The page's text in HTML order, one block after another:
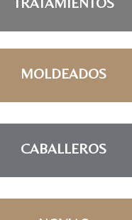
MOLDEADOS
CABALLEROS